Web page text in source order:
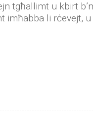
tgħallimt u kbirt
li rċevejt, u